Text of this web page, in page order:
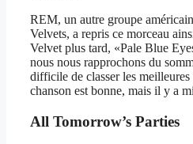
REM, un autre groupe
Velvets, a repris ce morceau
Velvet plus tard, «Pale Blue
nous nous rapprochons du
difficile de classer les meilleures
chanson est bonne, mais il y a
All Tomorrow’s Parties